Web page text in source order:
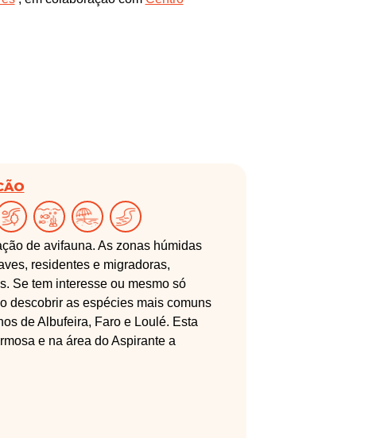
de avifauna. As zonas húmidas
residentes e migradoras,
Se tem interesse ou mesmo só
descobrir as espécies mais comuns
de Albufeira, Faro e Loulé. Esta
e na área do Aspirante a